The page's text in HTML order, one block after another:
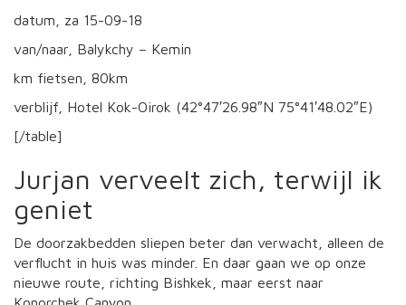
datum, za 15-09-18
van/naar, Balykchy – Kemin
km fietsen, 80km
verblijf, Hotel Kok-Oirok (42°47′26.98″N 75°41′48.02″E)
[/table]
Jurjan verveelt zich, terwijl ik
geniet
De doorzakbedden sliepen beter dan verwacht, alleen de
verflucht in huis was minder. En daar gaan we op onze
nieuwe route, richting Bishkek, maar eerst naar